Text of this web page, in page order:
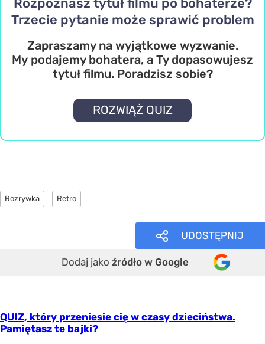
Trzecie pytanie może sprawić problem
Zapraszamy na wyjątkowe wyzwanie.
My podajemy bohatera, a Ty dopasowujesz
tytuł filmu. Poradzisz sobie?
ROZWIĄŻ QUIZ
Rozrywka Retro
UDOSTĘPNIJ
Dodaj jako źródło w Google
QUIZ, który przeniesie cię w czasy dzieciństwa.
Pamiętasz te bajki?